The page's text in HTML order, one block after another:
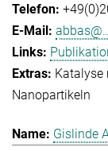
Katalyse
Nanopartikeln
Gislinde